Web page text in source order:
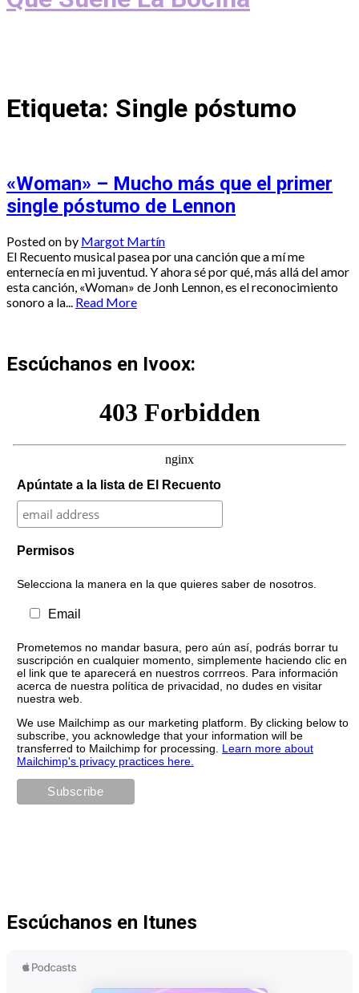
Etiqueta: Single póstumo
«Woman» – Mucho más que el primer
single póstumo de Lennon
Posted on by Margot Martín
El Recuento musical pasea por una canción que a mí me
enternecía en mi juventud. Y ahora sé por qué, más allá del amor
esta canción, «Woman» de Jonh Lennon, es el reconocimiento
sonoro a la...
Read More
Escúchanos en Ivoox:
Apúntate a la lista de El Recuento
Permisos
Selecciona la manera en la que quieres saber de nosotros.
Email
Prometemos no mandar basura, pero aún así, podrás borrar tu
suscripción en cualquier momento, simplemente haciendo clic en
el link que te aparecerá en nuestros corrreos. Para información
acerca de nuestra política de privacidad, no dudes en visitar
nuestra web.
We use Mailchimp as our marketing platform. By clicking below to
subscribe, you acknowledge that your information will be
transferred to Mailchimp for processing. Learn more about
Mailchimp's privacy practices here.
Escúchanos en Itunes